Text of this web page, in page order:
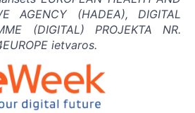
AGENCY (HADEA), DIGITAL
(DIGITAL) PROJEKTA NR.
ietvaros.